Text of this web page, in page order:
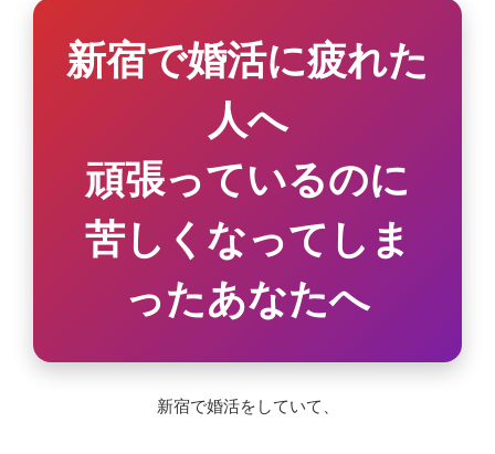
新宿で婚活に疲れた
人へ
頑張っているのに
苦しくなってしま
ったあなたへ
新宿で婚活をしていて、